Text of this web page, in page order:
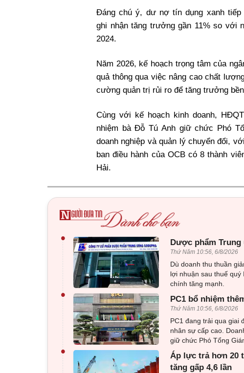
Đáng chú ý, dư nợ tín dụng xanh tiếp
ghi nhận tăng trưởng gần 11% so với
2024.
Năm 2026, kế hoạch trọng tâm của
quả thông qua việc nâng cao chất
cường quản trị rủi ro để tăng trưởng
Cùng với kế hoạch kinh doanh,
nhiệm bà Đỗ Tú Anh giữ chức Phó
doanh nghiệp và quản lý chuyển đổi,
ban điều hành của OCB có 8 thành
Hải.
• Dược phẩm Trung
Thứ Năm 10:56, 6/8/2026
Dù doanh thu thuần
lợi nhuận sau thuế
chính tăng mạnh.
• PC1 bổ nhiệm
Thứ Năm 10:56, 6/8/2026
PC1 đang trải qua giai
nhân sự cấp cao.
giữ chức Phó Tổng
•
Áp lực trả hơn 20
tăng gấp 4,6 lần